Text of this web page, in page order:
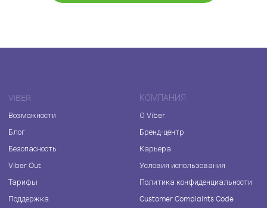
VIBER
Возможности
Блог
Безопасность
Viber Out
Тарифы
Поддержка
КОМПАНИЯ
О Viber
Бренд-центр
Карьера
Условия использования
Политика конфиденциальности
Customer Complaints Code